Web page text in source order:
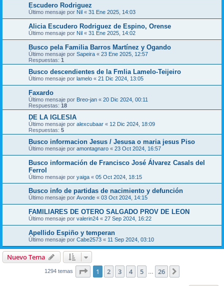
Escudero Rodriguez
Último mensaje por Nil « 31 Ene 2025, 14:03
Alicia Escudero Rodriguez de Espino, Orense
Último mensaje por Nil « 31 Ene 2025, 14:02
Busco pela Familia Barros Martínez y Ogando
Último mensaje por Sapeira « 23 Ene 2025, 12:57
Respuestas: 1
Busco descendientes de la Fmlia Lamelo-Teijeiro
Último mensaje por lamelo « 21 Dic 2024, 13:05
Faxardo
Último mensaje por Breo-jan « 20 Dic 2024, 00:11
Respuestas: 18
DE LA IGLESIA
Último mensaje por alexcubaar « 12 Dic 2024, 18:09
Respuestas: 5
Busco informacion Jesus / Jesusa o maria jesus Piso
Último mensaje por amontagnaro « 23 Oct 2024, 16:57
Busco información de Francisco José Álvarez Casals del
Ferrol
Último mensaje por yaiga « 05 Oct 2024, 18:15
Busco info de partidas de nacimiento y defunción
Último mensaje por Avonde « 03 Oct 2024, 14:15
FAMILIARES DE OTERO SALGADO PROV DE LEON
Último mensaje por valerin24 « 27 Sep 2024, 16:22
Apellido Espiño y temperan
Último mensaje por Cabe2573 « 11 Sep 2024, 03:10
Nuevo Tema
1294 temas Página de 26
1 2 3 4 5 26